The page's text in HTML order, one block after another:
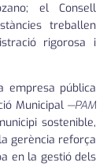
el Consell
treballen
rigorosa i
empresa pública
Municipal —PAM
sostenible,
gerència reforça
en la gestió dels